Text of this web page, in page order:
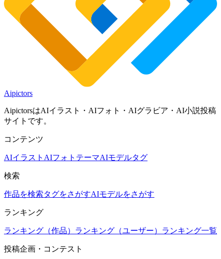
Aipictors
AipictorsはAIイラスト・AIフォト・AIグラビア・AI小説投稿
サイトです。
コンテンツ
AIイラスト AIフォト テーマAIモデルタグ
検索
作品を検索タグをさがすAIモデルをさがす
ランキング
ランキング（作品） ランキング（ユーザー） ランキング一覧
投稿企画・コンテスト